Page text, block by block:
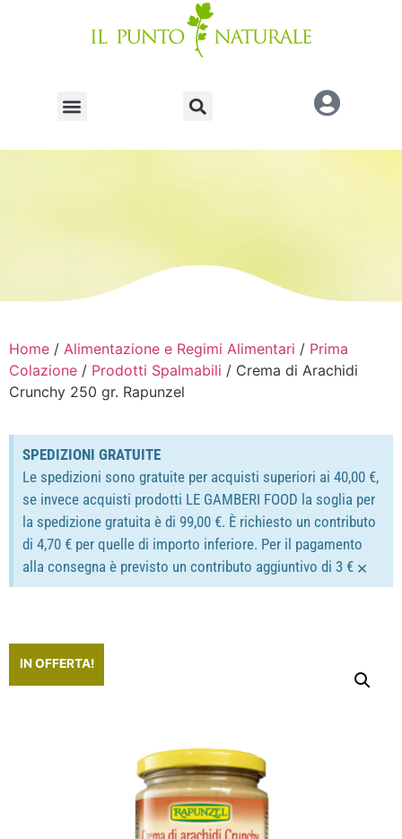
Home / Alimentazione e Regimi Alimentari / Prima
Colazione / Prodotti Spalmabili / Crema di Arachidi
Crunchy 250 gr. Rapunzel
SPEDIZIONI GRATUITE
Le spedizioni sono gratuite per acquisti superiori ai 40,00 €,
se invece acquisti prodotti LE GAMBERI FOOD la soglia per
la spedizione gratuita è di 99,00 €. È richiesto un contributo
di 4,70 € per quelle di importo inferiore. Per il pagamento
alla consegna è previsto un contributo aggiuntivo di 3 € ×
IN OFFERTA!